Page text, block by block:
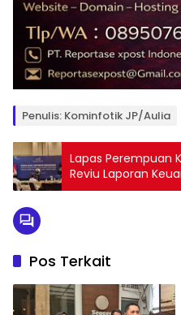
Penulis: Kominfotik JP/Aulia
Lapas Perempuan
Reviu Laporan
2025 Kementerian
Pos Terkait